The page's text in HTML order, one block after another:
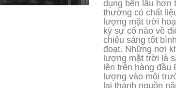
dụng bền lâu hơn
thường có chất
lượng mặt trời
kỳ sự cố nào về
chiếu sáng tốt
đoạt. Những nơi
lượng mặt trời là
lên trên hàng
lượng vào môi
lại thành nguồn